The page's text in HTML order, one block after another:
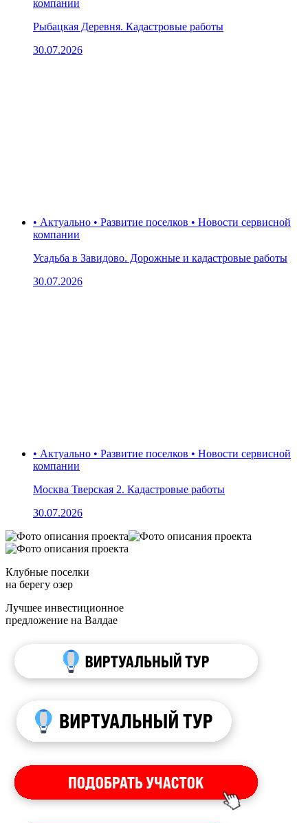
компании
Рыбацкая Деревня. Кадастровые работы
30.07.2026
• Актуально • Развитие поселков • Новости сервисной
компании
Усадьба в Завидово. Дорожные и кадастровые работы
30.07.2026
• Актуально • Развитие поселков • Новости сервисной
компании
Москва Тверская 2. Кадастровые работы
30.07.2026
Клубные поселки
на берегу озер
Лучшее инвестиционное
предложение на Валдае